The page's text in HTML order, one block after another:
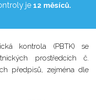
je 12 měsíců.
kontrola (PBTK) se
prostředcích č.
předpisů, zejména dle